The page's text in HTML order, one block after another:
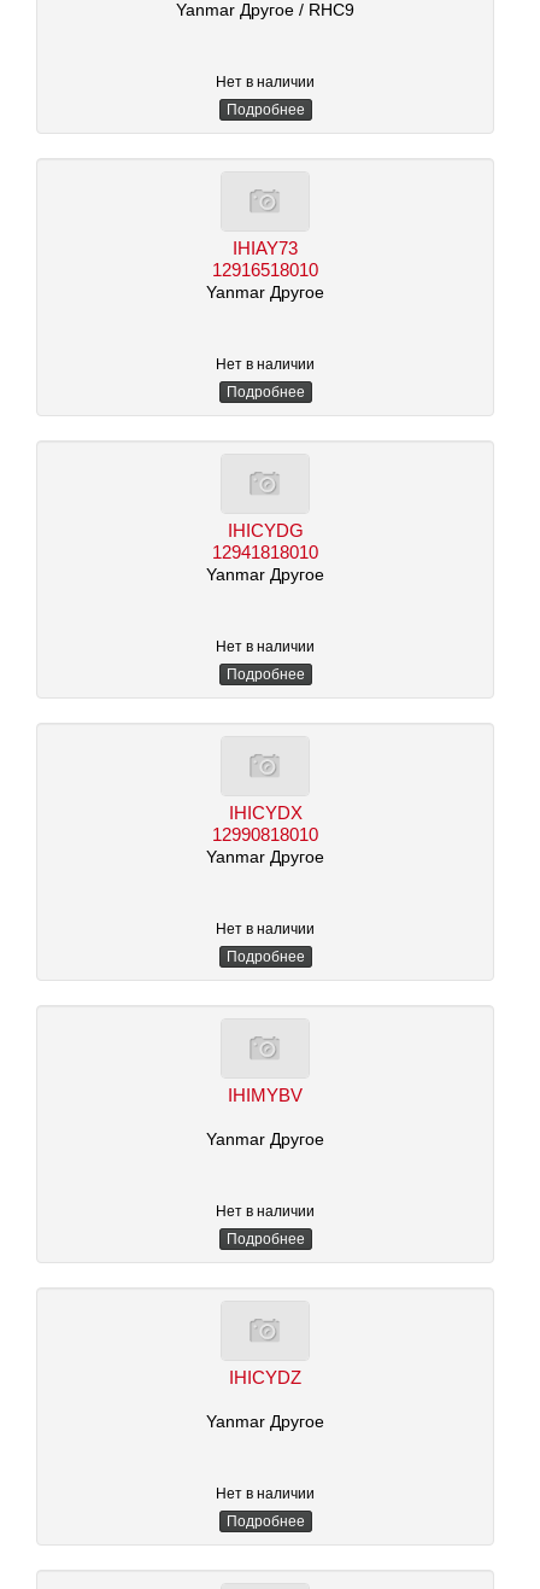
Yanmar Другое/ RHC9
Нет в наличии
Подробнее
IHIAY73
12916518010
Yanmar Другое
Нет в наличии
Подробнее
IHICYDG
12941818010
Yanmar Другое
Нет в наличии
Подробнее
IHICYDX
12990818010
Yanmar Другое
Нет в наличии
Подробнее
IHIMYBV
Yanmar Другое
Нет в наличии
Подробнее
IHICYDZ
Yanmar Другое
Нет в наличии
Подробнее